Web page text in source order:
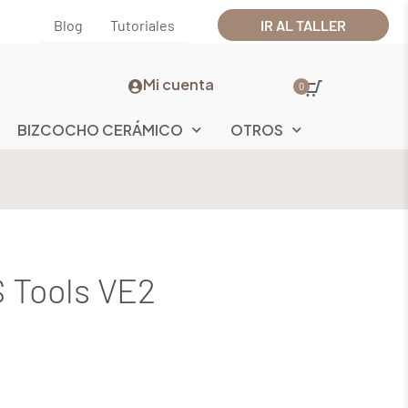
Blog Tutoriales IR AL TALLER
Mi cuenta 0
BIZCOCHO CERÁMICO OTROS
Tools VE2